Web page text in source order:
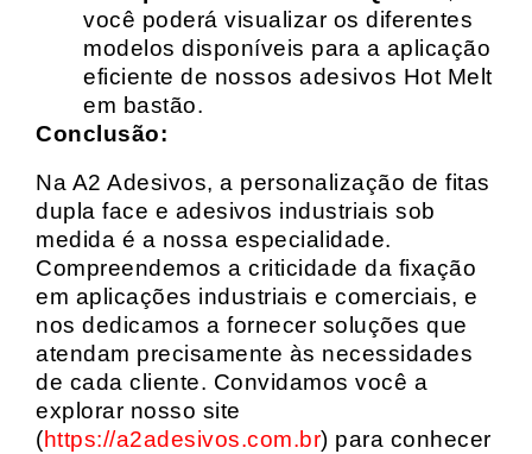
você poderá visualizar os diferentes
modelos disponíveis para a aplicação
eficiente de nossos adesivos Hot Melt
em bastão.
Conclusão:
Na A2 Adesivos, a personalização de fitas
dupla face e adesivos industriais sob
medida é a nossa especialidade.
Compreendemos a criticidade da fixação
em aplicações industriais e comerciais, e
nos dedicamos a fornecer soluções que
atendam precisamente às necessidades
de cada cliente. Convidamos você a
explorar nosso site
(https://a2adesivos.com.br) para conhecer